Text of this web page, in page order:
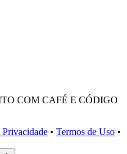
COM CAFÉ E CÓDIGO
• Termos de Uso •